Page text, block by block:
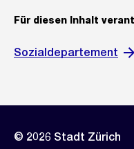
Für diesen Inhalt
Sozialdepartement
© 2026 Stadt Zürich